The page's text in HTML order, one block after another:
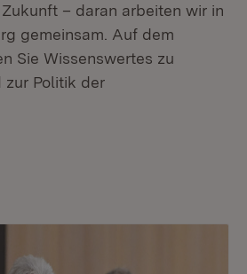
– daran arbeiten wir in
gemeinsam. Auf dem
Sie Wissenswertes zu
zur Politik der